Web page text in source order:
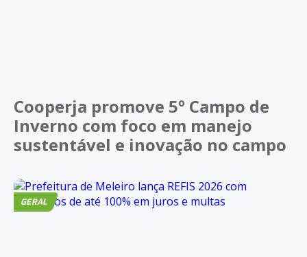
Cooperja promove 5º Campo de
Inverno com foco em manejo
sustentável e inovação no campo
GERAL